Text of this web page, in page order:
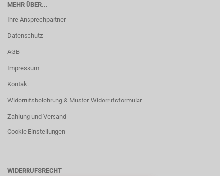
MEHR ÜBER...
Ihre Ansprechpartner
Datenschutz
AGB
Impressum
Kontakt
Widerrufsbelehrung & Muster-Widerrufsformular
Zahlung und Versand
Cookie Einstellungen
WIDERRUFSRECHT